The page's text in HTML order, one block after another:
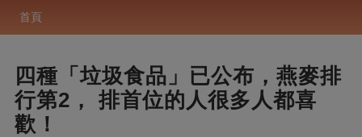
首頁
四種「垃圾食品」已公布，燕麥排
行第2， 排首位的人很多人都喜
歡！